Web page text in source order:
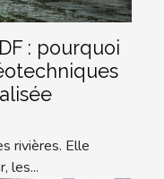
: pourquoi
rivières. Elle
les...